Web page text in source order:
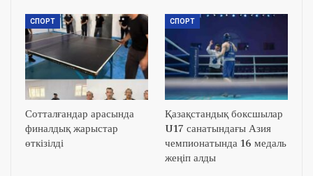
СПОРТ
Сотталғандар арасында
финалдық жарыстар
өткізілді
СПОРТ
Қазақстандық боксшылар
U17 санатындағы Азия
чемпионатында 16 медаль
жеңіп алды